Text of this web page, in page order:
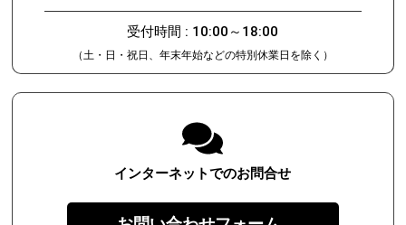
受付時間 : 10:00～18:00
（土・日・祝日、年末年始などの特別休業日を除く）
インターネットでのお問合せ